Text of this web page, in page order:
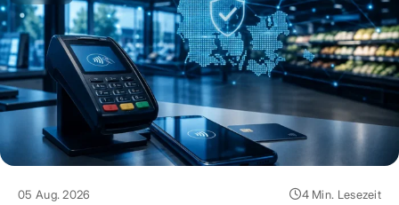
05 Aug. 2026 4 Min. Lesezeit